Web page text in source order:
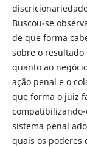
Buscou-se
de que forma
sobre o
quanto ao
ação penal e o
que forma o juiz
sistema penal
quais os poderes